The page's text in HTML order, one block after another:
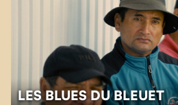
LES BLUES DU BLEUET